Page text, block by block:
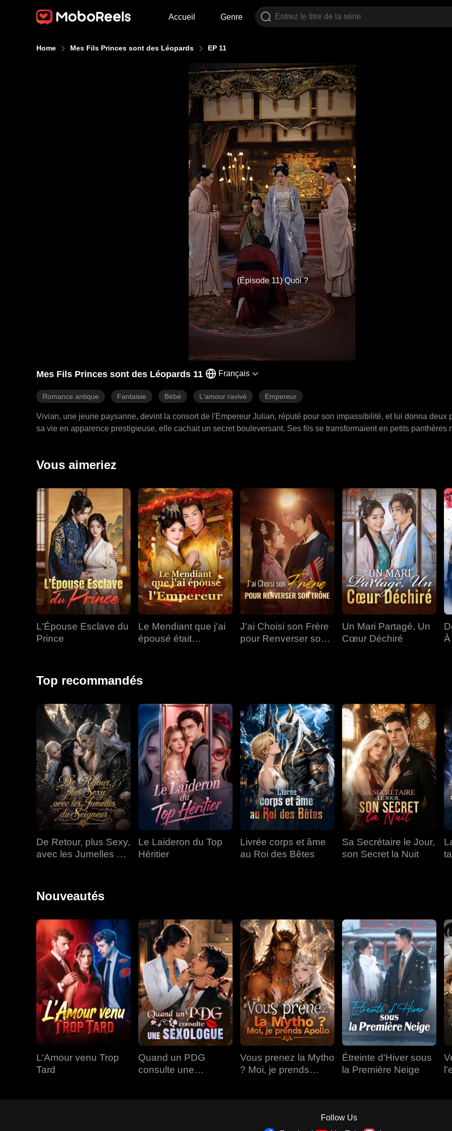
Accueil Genre
Home Mes Fils Princes sont des Léopards EP 11
(Épisode 11) Quoi ?
Mes Fils Princes sont des Léopards 11 Français
Romance antique Fantaisie Bébé L'amour ravivé Empereur
Vivian, une jeune paysanne, devint la consort de l'Empereur Julian, réputé pour son impassibilité, et lui donna deux
sa vie en apparence prestigieuse, elle cachait un secret bouleversant. Ses fils se transformaient en petits panthères
de ses fils fut dévoilé lors du banquet du sixième anniversaire du prince héritier.
Vous aimeriez
L'Épouse Esclave du
Prince
Le Mendiant que j'ai
épousé était
J'ai Choisi son Frère
pour Renverser son
Un Mari Partagé, Un
Cœur Déchiré
Top recommandés
De Retour, plus Sexy,
avec les Jumelles du
Le Laideron du Top
Héritier
Livrée corps et âme
au Roi des Bêtes
Sa Secrétaire le Jour,
son Secret la Nuit
Nouveautés
L'Amour venu Trop
Tard
Quand un PDG
consulte une
Vous prenez la Mytho
? Moi, je prends
Étreinte d'Hiver sous
la Première Neige
Follow Us